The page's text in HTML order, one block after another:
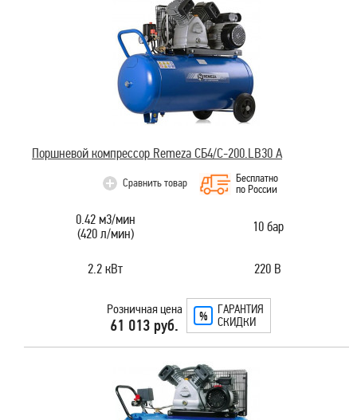
Поршневой компрессор Remeza СБ4/С-200.LB30 А
Сравнить товар
Бесплатно
по России
0.42 м3/мин
(420 л/мин)
10 бар
2.2 кВт 220 В
Розничная цена
61 013 руб.
ГАРАНТИЯ
СКИДКИ